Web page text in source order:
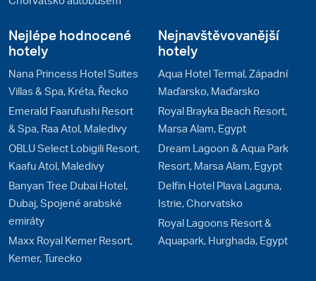
Nejlépe hodnocené
hotely
Nana Princess Hotel Suites
Villas & Spa, Kréta, Řecko
Emerald Faarufushi Resort
& Spa, Raa Atol, Maledivy
OBLU Select Lobigili Resort,
Kaafu Atol, Maledivy
Banyan Tree Dubai Hotel,
Dubaj, Spojené arabské
emiráty
Maxx Royal Kemer Resort,
Kemer, Turecko
Nejnavštěvovanější
hotely
Aqua Hotel Termal, Západní
Maďarsko, Maďarsko
Royal Brayka Beach Resort,
Marsa Alam, Egypt
Dream Lagoon & Aqua Park
Resort, Marsa Alam, Egypt
Delfin Hotel Plava Laguna,
Istrie, Chorvatsko
Royal Lagoons Resort &
Aquapark, Hurghada, Egypt